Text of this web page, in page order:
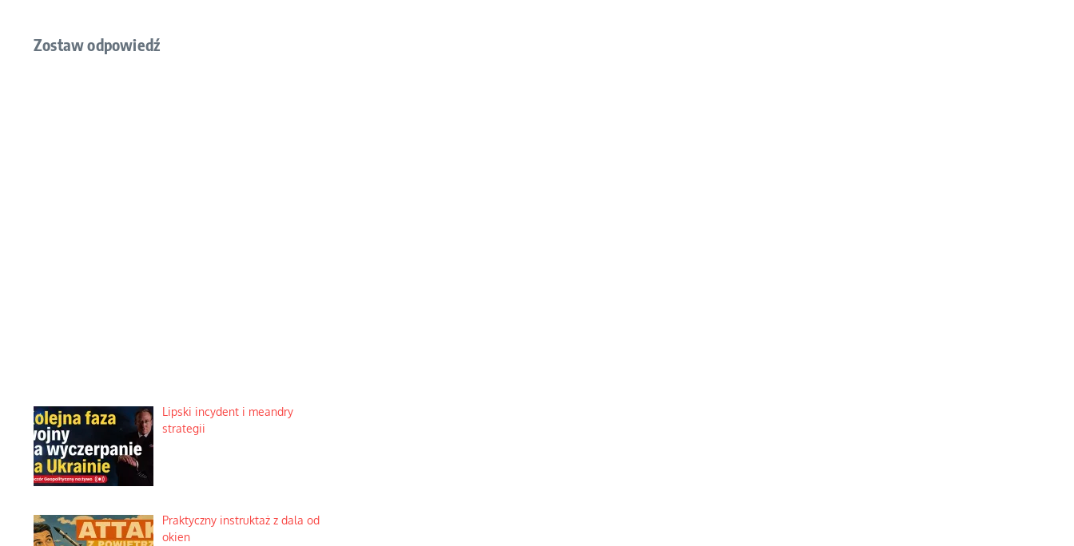
Zostaw odpowiedź
Lipski incydent i meandry
strategii
Praktyczny instruktaż z dala od
okien